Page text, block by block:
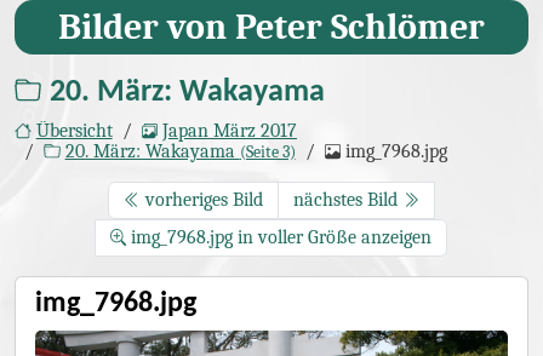
Bilder von Peter Schlömer
20. März: Wakayama
Übersicht
Japan März 2017
20. März: Wakayama (Seite 3) img_7968.jpg
vorheriges Bild
nächstes Bild
img_7968.jpg in voller Größe anzeigen
img_7968.jpg